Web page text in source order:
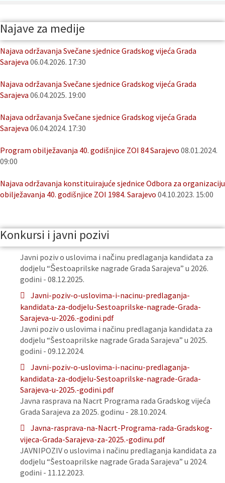
Najave za medije
Najava održavanja Svečane sjednice Gradskog vijeća Grada
Sarajeva 06.04.2026. 17:30
Najava održavanja Svečane sjednice Gradskog vijeća Grada
Sarajeva 06.04.2025. 19:00
Najava održavanja Svečane sjednice Gradskog vijeća Grada
Sarajeva 06.04.2024. 17:30
Program obilježavanja 40. godišnjice ZOI 84 Sarajevo 08.01.2024.
09:00
Najava održavanja konstituirajuće sjednice Odbora za organizaciju
obilježavanja 40. godišnjice ZOI 1984. Sarajevo 04.10.2023. 15:00
Konkursi i javni pozivi
Javni poziv o uslovima i načinu predlaganja kandidata za
dodjelu “Šestoaprilske nagrade Grada Sarajeva” u 2026.
godini - 08.12.2025.
Javni-poziv-o-uslovima-i-nacinu-predlaganja-
kandidata-za-dodjelu-Sestoaprilske-nagrade-Grada-
Sarajeva-u-2026.-godini.pdf
Javni poziv o uslovima i načinu predlaganja kandidata za
dodjelu “Šestoaprilske nagrade Grada Sarajeva” u 2025.
godini - 09.12.2024.
Javni-poziv-o-uslovima-i-nacinu-predlaganja-
kandidata-za-dodjelu-Sestoaprilske-nagrade-Grada-
Sarajeva-u-2025.-godini.pdf
Javna rasprava na Nacrt Programa rada Gradskog vijeća
Grada Sarajeva za 2025. godinu - 28.10.2024.
Javna-rasprava-na-Nacrt-Programa-rada-Gradskog-
vijeca-Grada-Sarajeva-za-2025.-godinu.pdf
JAVNIPOZIV o uslovima i načinu predlaganja kandidata za
dodjelu “Šestoaprilske nagrade Grada Sarajeva” u 2024.
godini - 11.12.2023.